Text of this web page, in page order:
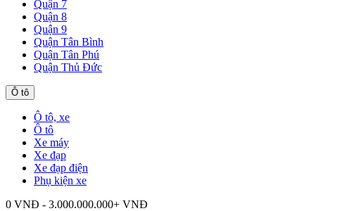
Quận 7
Quận 8
Quận 9
Quận Tân Bình
Quận Tân Phú
Quận Thủ Đức
Ô tô
Ô tô, xe
Ô tô
Xe máy
Xe đạp
Xe đạp điện
Phụ kiện xe
0 VNĐ - 3.000.000.000+ VNĐ